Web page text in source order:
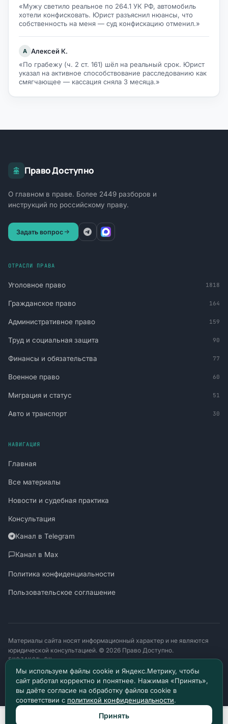
«Мужу светило реальное по 264.1 УК РФ, автомобиль
хотели конфисковать. Юрист разъяснил нюансы, что
собственность на меня — суд конфискацию отменил.»
А Алексей К.
«По грабежу (ч. 2 ст. 161) шёл на реальный срок. Юрист
указал на активное способствование расследованию как
смягчающее — кассация сняла 3 месяца.»
Право Доступно
О главном в праве. Более 2449 разборов и
инструкций по российскому праву.
Задать вопрос
ОТРАСЛИ ПРАВА
Уголовное право 1818
Гражданское право 164
Административное право 159
Труд и социальная защита 90
Финансы и обязательства 77
Военное право 60
Миграция и статус 51
Авто и транспорт 30
НАВИГАЦИЯ
Главная
Все материалы
Новости и судебная практика
Консультация
Канал в Telegram
Канал в Max
Политика конфиденциальности
Пользовательское соглашение
Материалы сайта носят информационный характер и не являются
юридической консультацией. © 2026 Право Доступно.
SUDZAKON.RU
Оператор персональных данных: ООО «ЯЛАНЖИ И ПАРТНЕРЫ»
ИНН 9717182760 · ОГРН 1257700370641
129085, г. Москва, проезд Ольминского, д. 4, помещ. 8н
Мы используем файлы cookie и Яндекс.Метрику, чтобы
сайт работал корректно и понятнее. Нажимая «Принять»,
вы даёте согласие на обработку файлов cookie в
соответствии с политикой конфиденциальности.
Принять